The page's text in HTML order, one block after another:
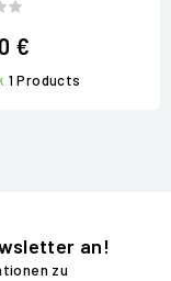
€
1 Products
an!
zu